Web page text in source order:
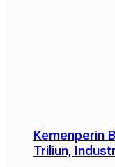
Kemenperin
Triliun,